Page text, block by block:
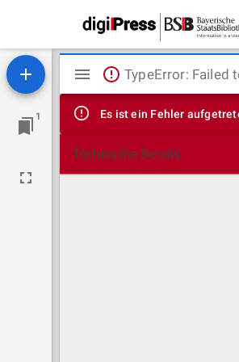
1
Mirador
Viewer
TypeError: Failed
Es ist ein Fehler
Technische Details